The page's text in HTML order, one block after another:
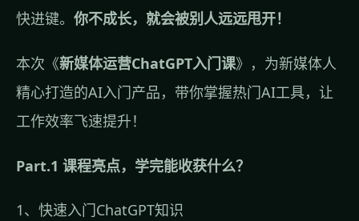
快进键。 你不成长，就会被别人远远甩开！
本次《新媒体运营ChatGPT入门课》，为新媒体人
精心打造的AI入门产品，带你掌握热门AI工具，让
工作效率飞速提升！
Part.1 课程亮点，学完能收获什么？
1、快速入门ChatGPT知识